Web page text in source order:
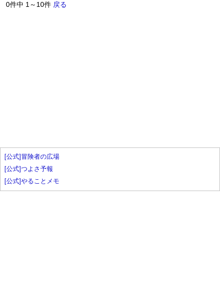
0件中 1～10件 戻る
[公式]冒険者の広場
[公式]つよさ予報
[公式]やることメモ